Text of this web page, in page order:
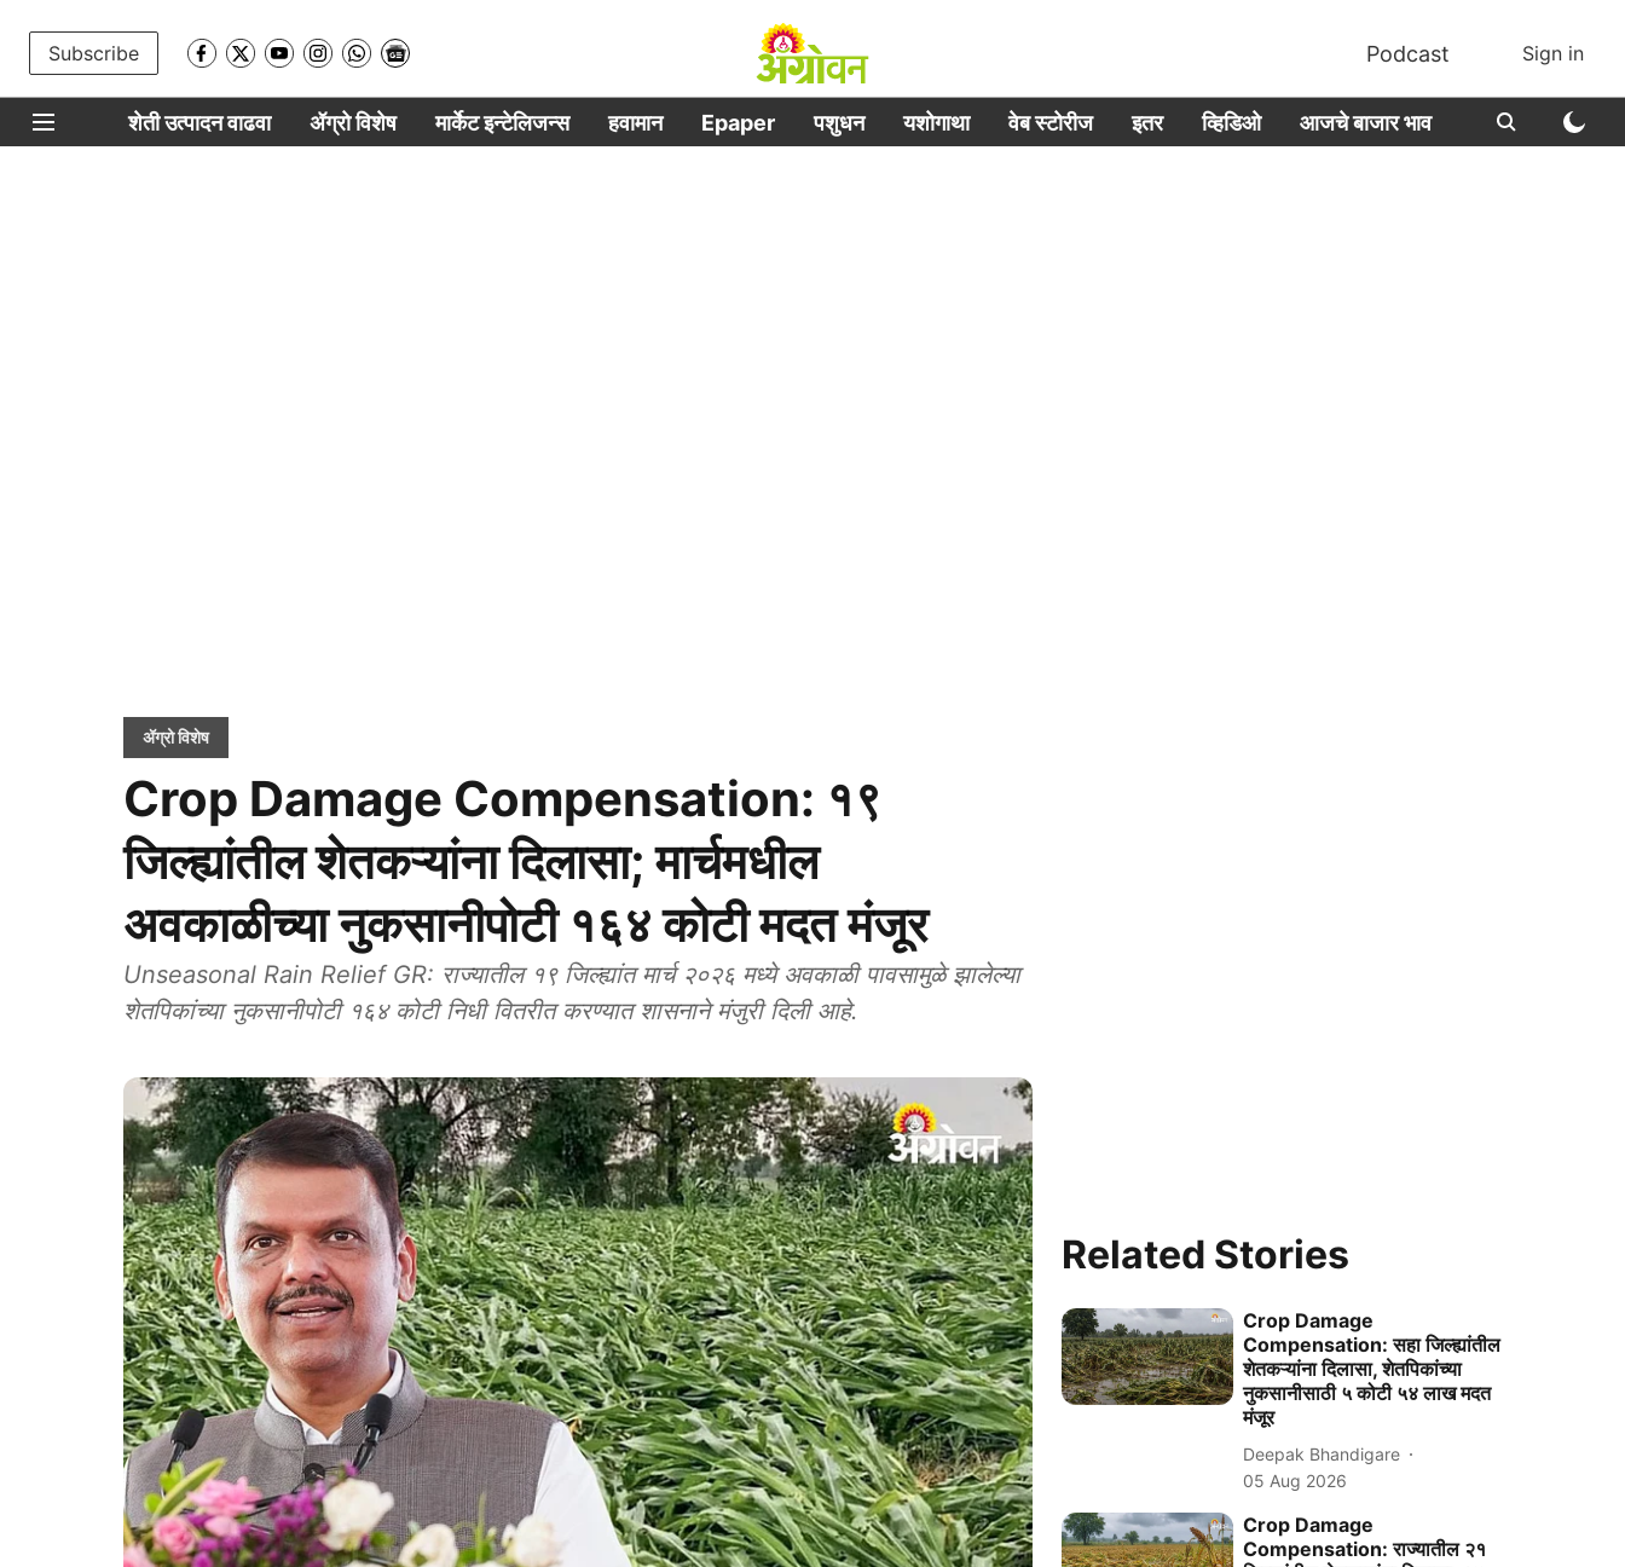
Subscribe Podcast Sign in
शेती उत्पादन वाढवा ॲग्रो विशेष मार्केट इन्टेलिजन्स हवामान Epaper पशुधन यशोगाथा वेब स्टोरीज इतर व्हिडिओ आजचे बाजार भाव
ॲग्रो विशेष
Crop Damage Compensation: १९
जिल्ह्यांतील शेतकऱ्यांना दिलासा; मार्चमधील
अवकाळीच्या नुकसानीपोटी १६४ कोटी मदत मंजूर
Unseasonal Rain Relief GR: राज्यातील १९ जिल्ह्यांत मार्च २०२६ मध्ये अवकाळी पावसामुळे झालेल्या
शेतपिकांच्या नुकसानीपोटी १६४ कोटी निधी वितरीत करण्यात शासनाने मंजुरी दिली आहे.
Related Stories
Crop Damage
Compensation: सहा जिल्ह्यांतील
शेतकऱ्यांना दिलासा, शेतपिकांच्या
नुकसानीसाठी ५ कोटी ५४ लाख मदत
मंजूर
Deepak Bhandigare
05 Aug 2026
Crop Damage
Compensation: राज्यातील २१